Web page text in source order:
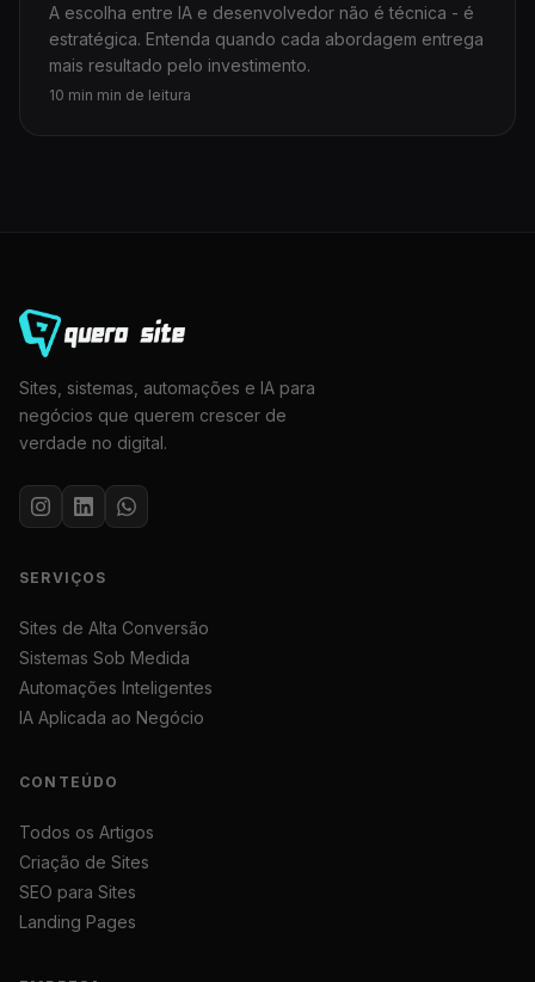
A escolha entre IA e desenvolvedor não é técnica - é
estratégica. Entenda quando cada abordagem entrega
mais resultado pelo investimento.
10 min min de leitura
Sites, sistemas, automações e IA para
negócios que querem crescer de
verdade no digital.
SERVIÇOS
Sites de Alta Conversão
Sistemas Sob Medida
Automações Inteligentes
IA Aplicada ao Negócio
CONTEÚDO
Todos os Artigos
Criação de Sites
SEO para Sites
Landing Pages